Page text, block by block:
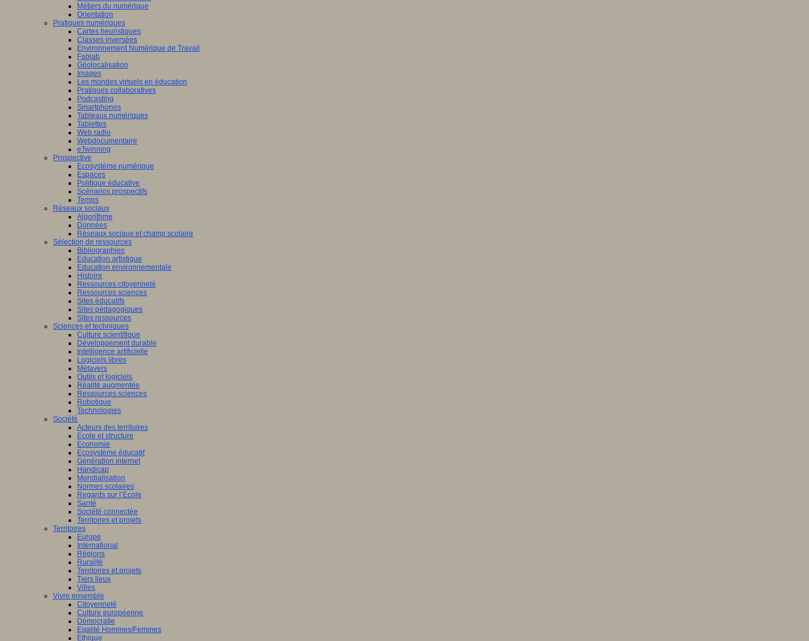
Métiers du numérique
Orientation
Pratiques numériques
Cartes heuristiques
Classes inversées
Environnement Numérique de Travail
Fablab
Géolocalisation
Images
Les mondes virtuels en éducation
Pratiques collaboratives
Podcasting
Smartphones
Tableaux numériques
Tablettes
Web radio
Webdocumentaire
eTwinning
Prospective
Ecosystème numérique
Espaces
Politique éducative
Scénarios prospectifs
Temps
Réseaux sociaux
Algorithme
Données
Réseaux sociaux et champ scolaire
Sélection de ressources
Bibliographies
Education artistique
Education environnementale
Histoire
Ressources citoyenneté
Ressources sciences
Sites éducatifs
Sites pédagogiques
Sites ressources
Sciences et techniques
Culture scientifique
Développement durable
Intelligence artificielle
Logiciels libres
Métavers
Outils et logiciels
Réalité augmentée
Ressources sciences
Robotique
Technologies
Société
Acteurs des territoires
Ecole et structure
Economie
Ecosystème éducatif
Génération internet
Handicap
Mondialisation
Normes scolaires
Regards sur l’Ecole
Santé
Société connectée
Territoires et projets
Territoires
Europe
International
Régions
Ruralité
Territoires et projets
Tiers lieux
Villes
Vivre ensemble
Citoyenneté
Culture européenne
Démocratie
Egalité Hommes/Femmes
Ethique